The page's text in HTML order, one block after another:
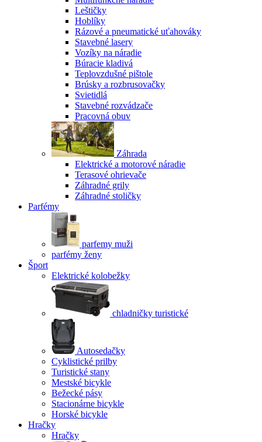
Leštičky
Hoblíky
Rázové a pneumatické uťahováky
Stavebné lasery
Vozíky na náradie
Búracie kladivá
Teplovzdušné pištole
Brúsky a rozbrusovačky
Svietidlá
Stavebné rozvádzače
Pracovná obuv
Záhrada
Elektrické a motorové náradie
Terasové ohrievače
Záhradné grily
Záhradné stoličky
Parfémy
parfemy muži
parfémy ženy
Šport
Elektrické kolobežky
chladničky turistické
Autosedačky
Cyklistické prilby
Turistické stany
Mestské bicykle
Bežecké pásy
Stacionárne bicykle
Horské bicykle
Hračky
Hračky